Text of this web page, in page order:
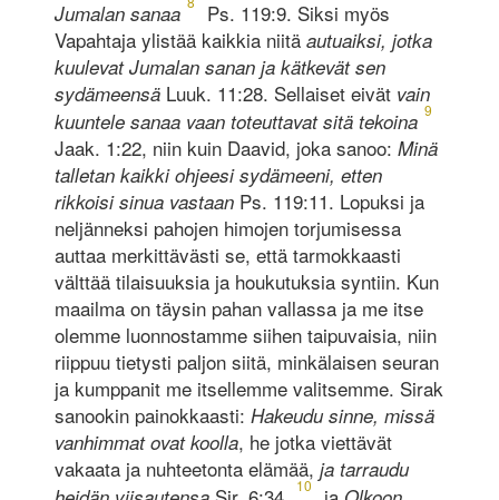
Jumalan sanaa
Ps. 119:9. Siksi myös
Vapahtaja ylistää kaikkia niitä autuaiksi, jotka
kuulevat Jumalan sanan ja kätkevät sen
sydämeensäLuuk. 11:28. Sellaiset eivät vain
kuuntele sanaa vaan toteuttavat sitä tekoina 9
Jaak. 1:22, niin kuin Daavid, joka sanoo: Minä
talletan kaikki ohjeesi sydämeeni, etten
rikkoisi sinua vastaanPs. 119:11. Lopuksi ja
neljänneksi pahojen himojen torjumisessa
auttaa merkittävästi se, että tarmokkaasti
välttää tilaisuuksia ja houkutuksia syntiin. Kun
maailma on täysin pahan vallassa ja me itse
olemme luonnostamme siihen taipuvaisia, niin
riippuu tietysti paljon siitä, minkälaisen seuran
ja kumppanit me itsellemme valitsemme. Sirak
sanookin painokkaasti: Hakeudu sinne, missä
vanhimmat ovat koolla, he jotka viettävät
vakaata ja nuhteetonta elämää, ja tarraudu
10